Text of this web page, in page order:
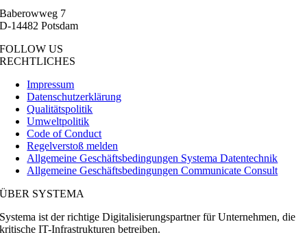
Baberowweg 7
D-14482 Potsdam
FOLLOW US
RECHTLICHES
Impressum
Datenschutzerklärung
Qualitätspolitik
Umweltpolitik
Code of Conduct
Regelverstoß melden
Allgemeine Geschäftsbedingungen Systema Datentechnik
Allgemeine Geschäftsbedingungen Communicate Consult
ÜBER SYSTEMA
Systema ist der richtige Digitalisierungspartner für Unternehmen, die
kritische IT-Infrastrukturen betreiben.